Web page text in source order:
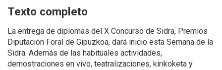
Texto completo
La entrega de diplomas del X Concurso de Sidra, Premios
Diputación Foral de Gipuzkoa, dará inicio esta Semana de la
Sidra. Además de las habituales actividades,
demostraciones en vivo, teatralizaciones, kirikoketa y